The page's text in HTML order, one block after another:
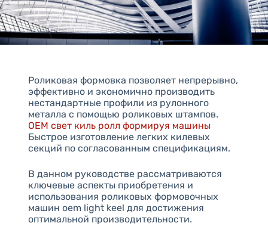
Роликовая формовка позволяет непрерывно,
эффективно и экономично производить
нестандартные профили из рулонного
металла с помощью роликовых штампов.
OEM свет киль ролл формируя машины
Быстрое изготовление легких килевых
секций по согласованным спецификациям.
В данном руководстве рассматриваются
ключевые аспекты приобретения и
использования роликовых формовочных
машин oem light keel для достижения
оптимальной производительности.